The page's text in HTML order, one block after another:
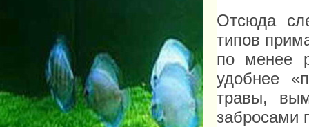
Отсюда
типов
по менее
удобнее
травы,
забросами